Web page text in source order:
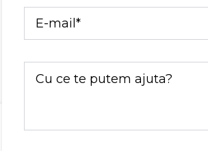
E-
mail
Mesaj